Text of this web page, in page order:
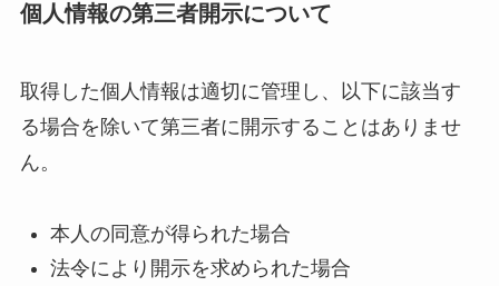
個人情報の第三者開示について
取得した個人情報は適切に管理し、以下に該当す
る場合を除いて第三者に開示することはありませ
ん。
本人の同意が得られた場合
法令により開示を求められた場合